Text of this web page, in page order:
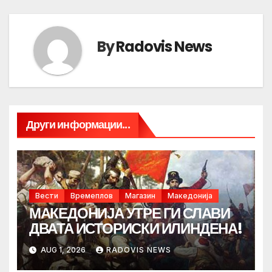
ByRadovis News
Други информации...
Вести Времеплов Магазин Македонија
МАКЕДОНИЈА УТРЕ ГИ СЛАВИ
ДВАТА ИСТОРИСКИ ИЛИНДЕНА!
AUG 1, 2026 RADOVIS NEWS